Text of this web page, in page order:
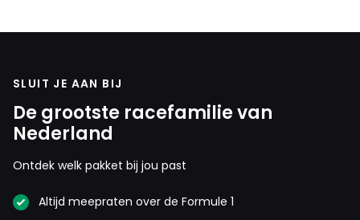
SLUIT JE AAN BIJ
De grootste racefamilie van
Nederland
Ontdek welk pakket bij jou past
Altijd meepraten over de Formule 1